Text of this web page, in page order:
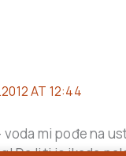
AT 12:44
voda mi pođe na